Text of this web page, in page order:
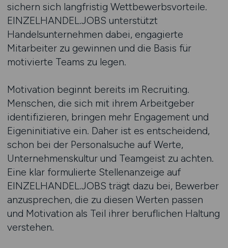
sichern sich langfristig Wettbewerbsvorteile.
EINZELHANDEL.JOBS unterstützt
Handelsunternehmen dabei, engagierte
Mitarbeiter zu gewinnen und die Basis für
motivierte Teams zu legen.
Motivation beginnt bereits im Recruiting.
Menschen, die sich mit ihrem Arbeitgeber
identifizieren, bringen mehr Engagement und
Eigeninitiative ein. Daher ist es entscheidend,
schon bei der Personalsuche auf Werte,
Unternehmenskultur und Teamgeist zu achten.
Eine klar formulierte Stellenanzeige auf
EINZELHANDEL.JOBS trägt dazu bei, Bewerber
anzusprechen, die zu diesen Werten passen
und Motivation als Teil ihrer beruflichen Haltung
verstehen.